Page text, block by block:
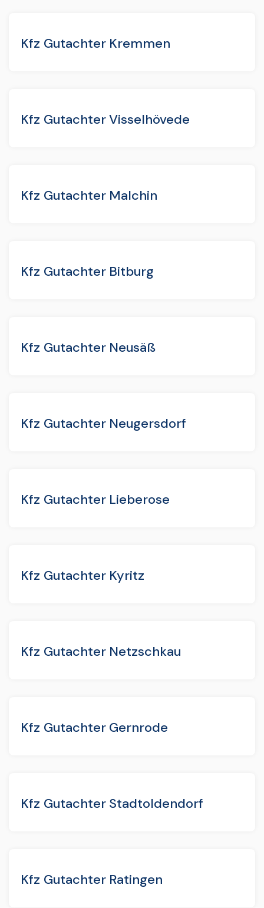
Kfz Gutachter Kremmen
Kfz Gutachter Visselhövede
Kfz Gutachter Malchin
Kfz Gutachter Bitburg
Kfz Gutachter Neusäß
Kfz Gutachter Neugersdorf
Kfz Gutachter Lieberose
Kfz Gutachter Kyritz
Kfz Gutachter Netzschkau
Kfz Gutachter Gernrode
Kfz Gutachter Stadtoldendorf
Kfz Gutachter Ratingen